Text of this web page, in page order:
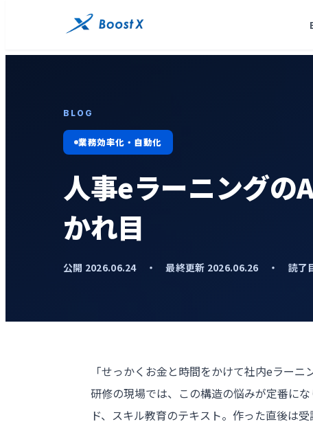
BLOG
業務効率化・自動化
人事eラーニングの
かれ目
公開 2026.06.24 ・ 最終更新 2026.06.26 ・ 読了
「せっかくお金と時間をかけて社内eラー
研修の現場では、この構造の悩みが定番に
ド、スキル教育のテキスト。作った直後は